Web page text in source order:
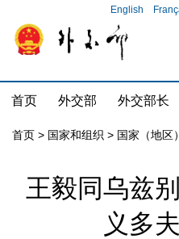
English
首页 外交部 外交部长
首页 > 国家和组织 > 国家（地区）
王毅同乌兹
义多